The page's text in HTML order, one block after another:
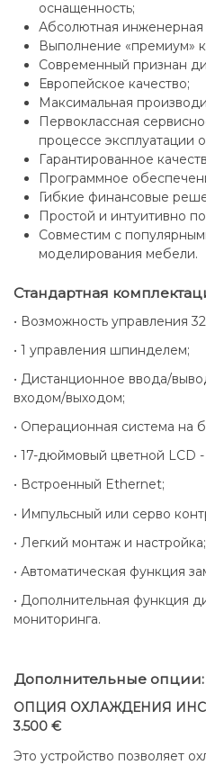
оснащенность;
Абсолютная инженерная
Выполнение «премиум»
Современный признан
Европейское качество;
Максимальная
Первоклассная
процессе эксплуатации
Гарантированное
Программное
Гибкие финансовые
Простой и интуитивно
Совместим с
моделирования мебели.
Стандартная
• Возможность управления
• 1 управления шпинделем;
• Дистанционное ввода/
входом/выходом;
• Операционная система на
• 17-дюймовый цветной LCD -
• Встроенный Ethernet;
• Импульсный или серво
• Легкий монтаж и настройка;
• Автоматическая функция
• Дополнительная функция
мониторинга.
Дополнительные опции:
ОПЦИЯ ОХЛАЖДЕНИЯ
3.500 €
Это устройство позволяет